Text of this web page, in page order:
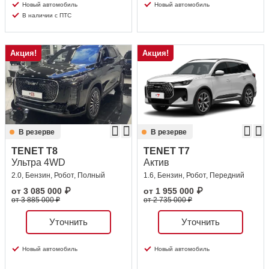
Новый автомобиль
В наличии с ПТС
Новый автомобиль
Акция!
В резерве
TENET T8
Ультра 4WD
2.0, Бензин, Робот, Полный
от 3 085 000 ₽
от 3 885 000 ₽
Уточнить
Новый автомобиль
Акция!
В резерве
TENET T7
Актив
1.6, Бензин, Робот, Передний
от 1 955 000 ₽
от 2 735 000 ₽
Уточнить
Новый автомобиль